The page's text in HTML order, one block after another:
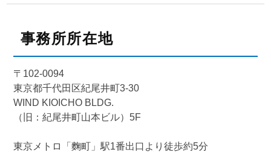
事務所所在地
〒102-0094
東京都千代田区紀尾井町3-30
WIND KIOICHO BLDG.
（旧：紀尾井町山本ビル）5F
東京メトロ「麴町」駅1番出口より徒歩約5分